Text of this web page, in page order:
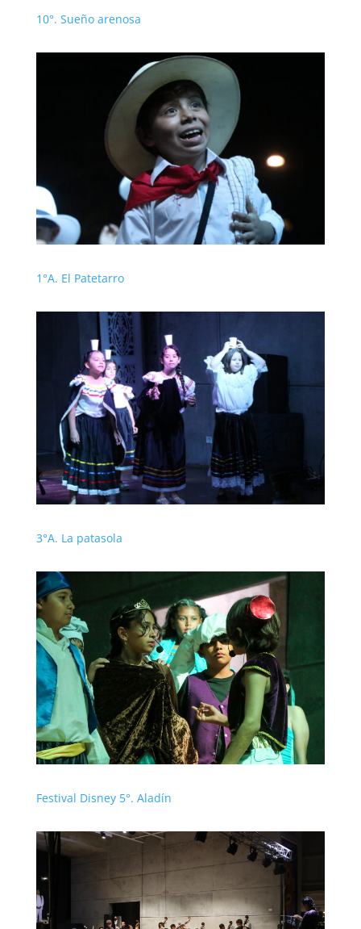
10°. Sueño arenosa
1°A. El Patetarro
3°A. La patasola
Festival Disney 5°. Aladín